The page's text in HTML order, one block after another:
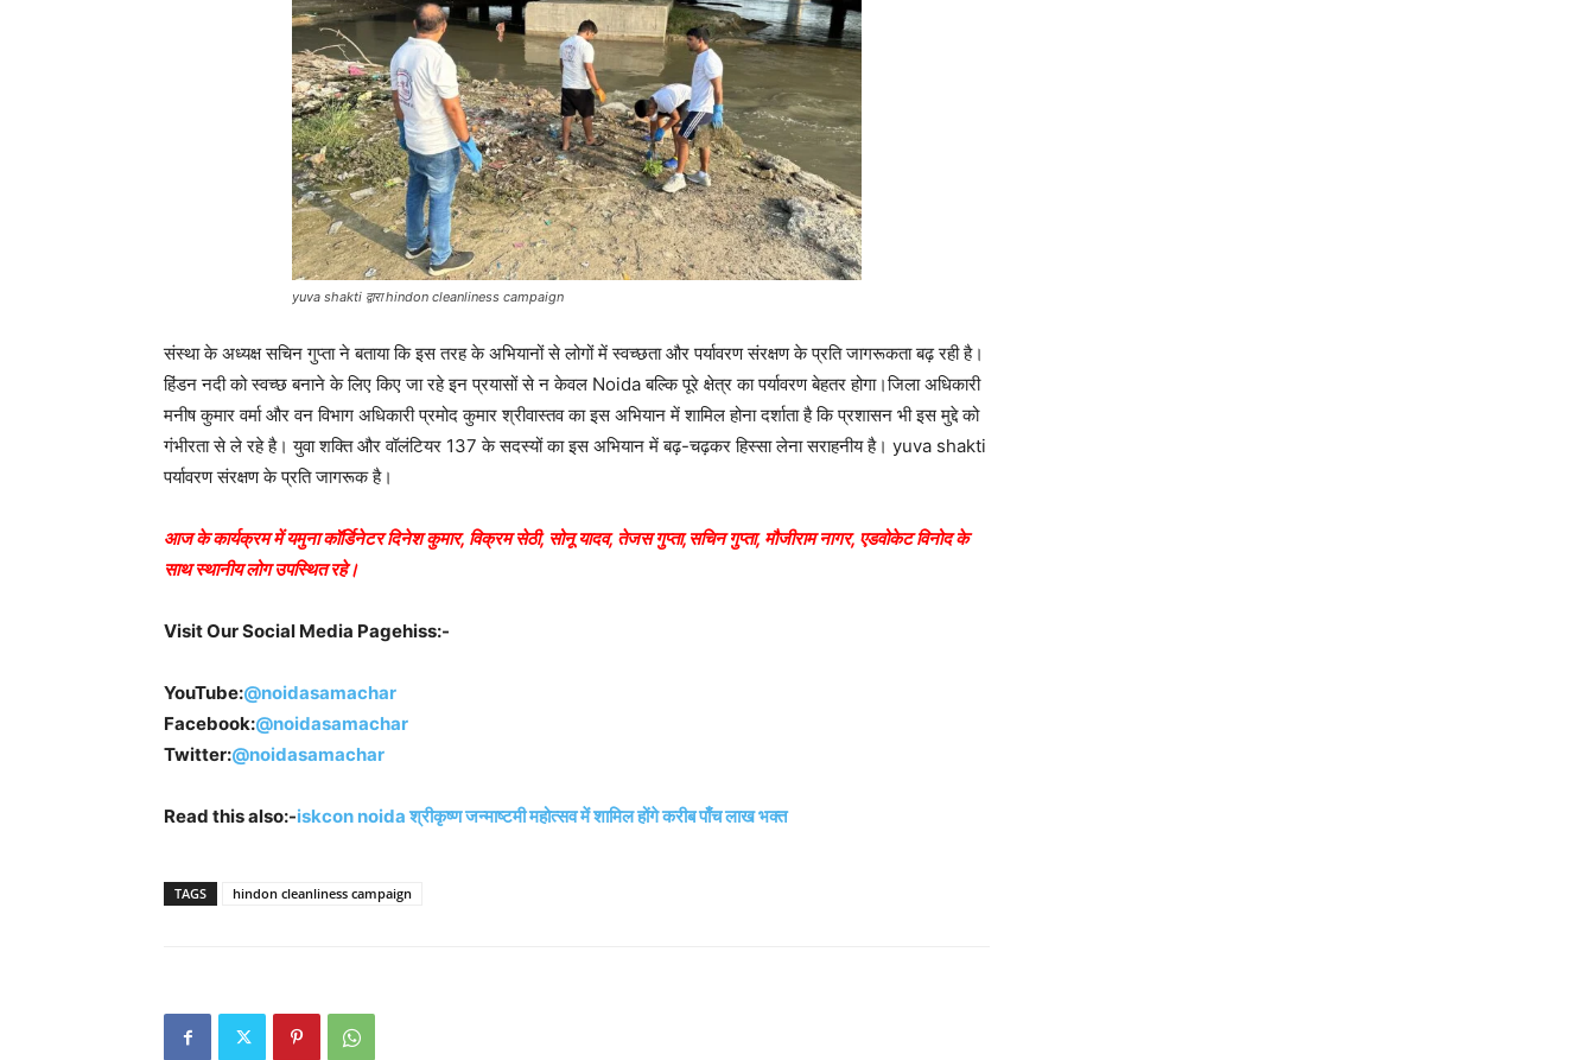
yuva shakti द्वारा hindon cleanliness campaign
संस्था के अध्यक्ष सचिन गुप्ता ने बताया कि इस तरह के अभियानों से लोगों में स्वच्छता और पर्यावरण संरक्षण के प्रति जागरूकता बढ़ रही है।
हिंडन नदी को स्वच्छ बनाने के लिए किए जा रहे इन प्रयासों से न केवल Noida बल्कि पूरे क्षेत्र का पर्यावरण बेहतर होगा।जिला अधिकारी
मनीष कुमार वर्मा और वन विभाग अधिकारी प्रमोद कुमार श्रीवास्तव का इस अभियान में शामिल होना दर्शाता है कि प्रशासन भी इस मुद्दे को
गंभीरता से ले रहे है। युवा शक्ति और वॉलंटियर 137 के सदस्यों का इस अभियान में बढ़-चढ़कर हिस्सा लेना सराहनीय है। yuva shakti
पर्यावरण संरक्षण के प्रति जागरूक है।
आज के कार्यक्रम में यमुना कॉर्डिनेटर दिनेश कुमार, विक्रम सेठी, सोनू यादव, तेजस गुप्ता,सचिन गुप्ता, मौजीराम नागर, एडवोकेट विनोद के
साथ स्थानीय लोग उपस्थित रहे।
Visit Our Social Media Pagehiss:-
YouTube:@noidasamachar
Facebook:@noidasamachar
Twitter:@noidasamachar
Read this also:-iskcon noida श्रीकृष्ण जन्माष्टमी महोत्सव में शामिल होंगे करीब पाँच लाख भक्त
TAGS hindon cleanliness campaign